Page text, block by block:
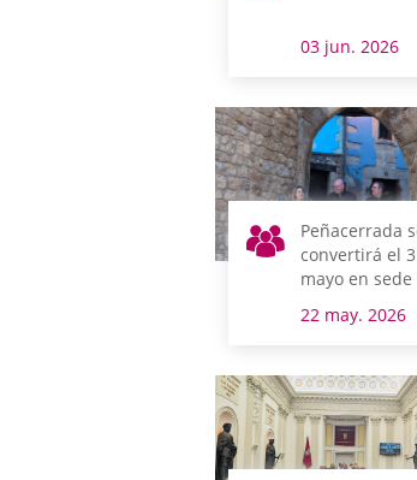
03 jun. 2026
Peñacerrada
convertirá el
mayo en sede
con el Pleno de
22 may. 2026